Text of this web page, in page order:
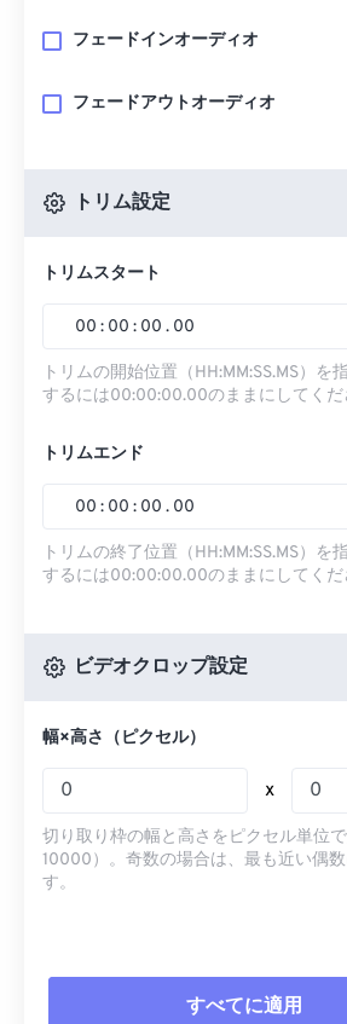
フェードインオーディオ
フェードアウトオーディオ
トリム設定
トリムスタート
00 : 00 : 00 . 00
トリムの開始位置（HH:MM:SS.MS）を
するには00:00:00.00のままにしてくだ
トリムエンド
00 : 00 : 00 . 00
トリムの終了位置（HH:MM:SS.MS）を
するには00:00:00.00のままにしてくだ
ビデオクロップ設定
幅×高さ（ピクセル）
x
切り取り枠の幅と高さをピクセル単位
10000）。奇数の場合は、最も近い偶
す。
すべてに適用